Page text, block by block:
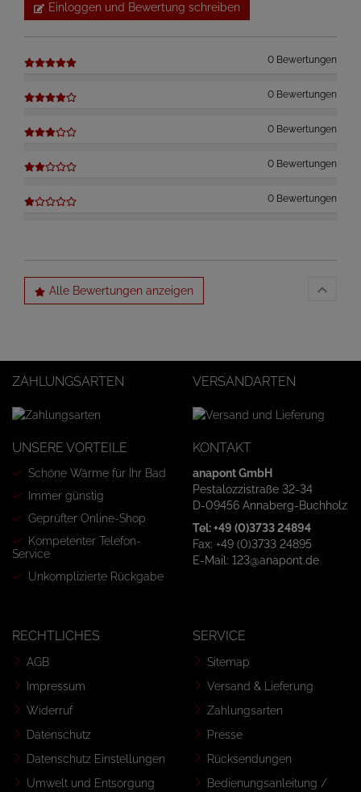
Einloggen und Bewertung schreiben
0 Bewertungen
0 Bewertungen
0 Bewertungen
0 Bewertungen
0 Bewertungen
Alle Bewertungen anzeigen
ZAHLUNGSARTEN VERSANDARTEN
UNSERE VORTEILE
Schöne Wärme für Ihr Bad
Immer günstig
Geprüfter Online-Shop
Kompetenter Telefon-
Service
Unkomplizierte Rückgabe
KONTAKT
anapont GmbH
Pestalozzistraße 32-34
D-09456 Annaberg-Buchholz
Tel: +49 (0)3733 24894
Fax: +49 (0)3733 24895
E-Mail: 123@anapont.de
RECHTLICHES
AGB
Impressum
Widerruf
Datenschutz
Datenschutz Einstellungen
Umwelt und Entsorgung
SERVICE
Sitemap
Versand & Lieferung
Zahlungsarten
Presse
Rücksendungen
Bedienungsanleitung /